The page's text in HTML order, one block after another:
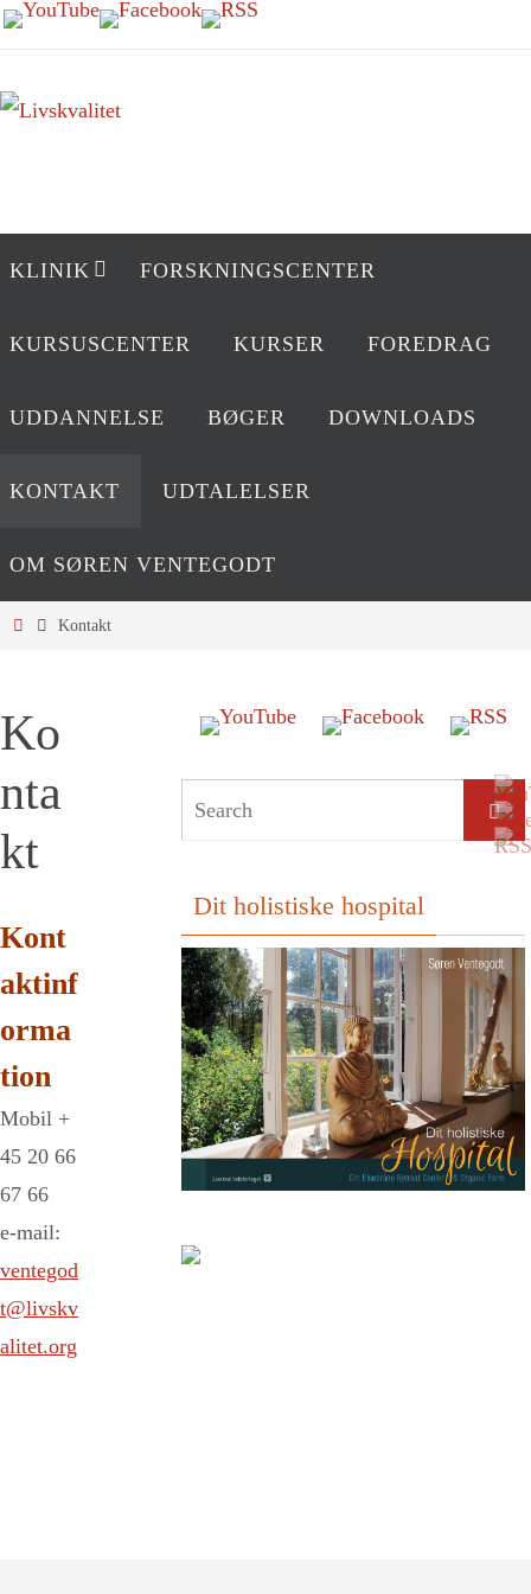
Skip
content
toKLINIK FORSKNINGSCENTER
KURSUSCENTER KURSER FOREDRAG
UDDANNELSE BØGER DOWNLOADS
KONTAKT UDTALELSER
OM SØREN VENTEGODT
HomeKontakt
Ko
nta
kt
Kont
aktinf
orma
tion
Mobil +
45 20 66
67 66
e-mail:
ventegod
t@livskv
alitet.org
Dit holistiske hospital